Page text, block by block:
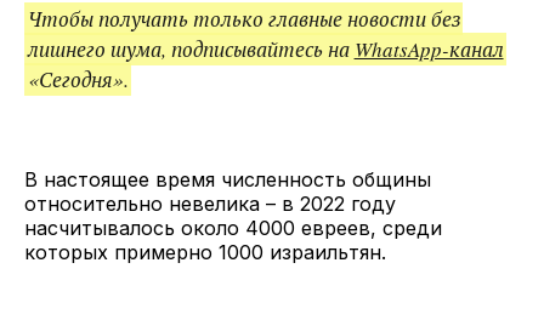
Чтобы получать только главные новости без
лишнего шума, подписывайтесь на WhatsApp-канал
«Сегодня».
В настоящее время численность общины
относительно невелика – в 2022 году
насчитывалось около 4000 евреев, среди
которых примерно 1000 израильтян.